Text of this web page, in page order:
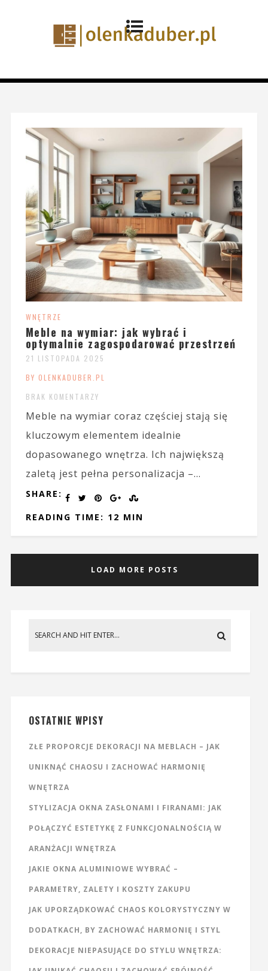
WNĘTRZE
Meble na wymiar: jak wybrać i
optymalnie zagospodarować przestrzeń
21 LISTOPADA 2025
BY OLENKADUBER.PL
BRAK KOMENTARZY
Meble na wymiar coraz częściej stają się
kluczowym elementem idealnie
dopasowanego wnętrza. Ich największą
zaletą jest pełna personalizacja –...
SHARE:
READING TIME: 12 MIN
LOAD MORE POSTS
OSTATNIE WPISY
ZŁE PROPORCJE DEKORACJI NA MEBLACH – JAK
UNIKNĄĆ CHAOSU I ZACHOWAĆ HARMONIĘ
WNĘTRZA
STYLIZACJA OKNA ZASŁONAMI I FIRANAMI: JAK
POŁĄCZYĆ ESTETYKĘ Z FUNKCJONALNOŚCIĄ W
ARANŻACJI WNĘTRZA
JAKIE OKNA ALUMINIOWE WYBRAĆ –
PARAMETRY, ZALETY I KOSZTY ZAKUPU
JAK UPORZĄDKOWAĆ CHAOS KOLORYSTYCZNY W
DODATKACH, BY ZACHOWAĆ HARMONIĘ I STYL
DEKORACJE NIEPASUJĄCE DO STYLU WNĘTRZA: